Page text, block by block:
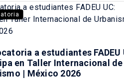
a estudiantes FADEU
en Taller Internacional de
| México 2026